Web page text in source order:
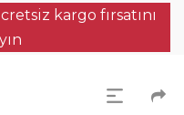
kargo fırsatını